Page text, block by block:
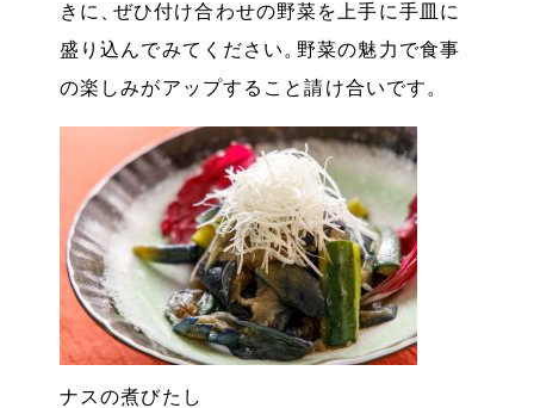
きに
、
ぜひ付け合わせの野菜を上手に手皿に
盛り込んでみてください 。野菜の魅力で食事
の楽しみがアップすること請け合いです 。
ナスの煮びたし